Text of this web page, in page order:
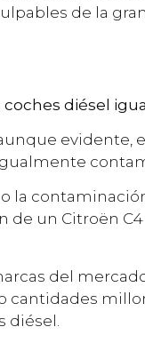
de la
coches diésel
evidente,
la
de un Citroën
del
cantidades
diésel.